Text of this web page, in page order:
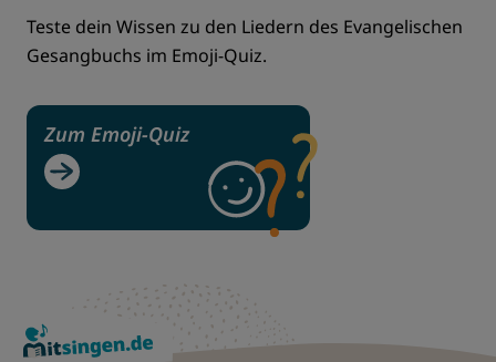
Teste dein Wissen zu den Liedern des Evangelischen
Gesangbuchs im Emoji-Quiz.
Zum Emoji-Quiz